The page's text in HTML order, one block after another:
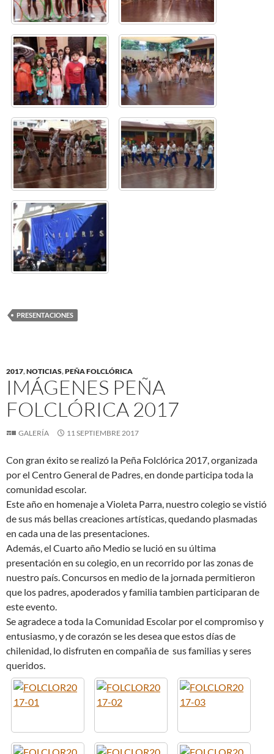
PRESENTACIONES
2017,NOTICIAS,PEÑA FOLCLÓRICA
IMÁGENES PEÑA
FOLCLÓRICA 2017
GALERÍA 11 SEPTIEMBRE 2017
Con gran éxito se realizó la Peña Folclórica 2017, organizada
por el Centro General de Padres, en donde participa toda la
comunidad escolar.
Este año en homenaje a Violeta Parra, nuestro colegio se vistió
de sus más bellas creaciones artísticas, quedando plasmadas
en cada una de las presentaciones.
Además, el Cuarto año Medio se lució en su última
presentación en su colegio, en un recorrido por las zonas de
nuestro país. Concursos en medio de la jornada permitieron
que los padres, apoderados y familia tambien participaran de
este evento.
Se agradece a toda la Comunidad Escolar por el compromiso y
entusiasmo, y de corazón se les desea que estos días de
chilenidad, lo disfruten en compañia de ​ sus familias y seres
queridos.